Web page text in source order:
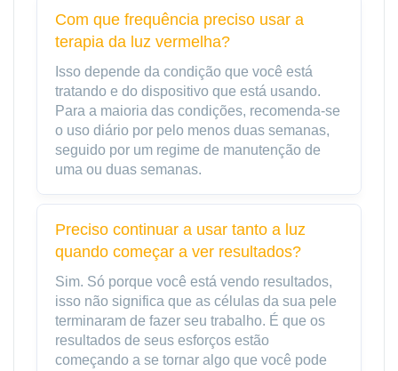
Com que frequência preciso usar a
terapia da luz vermelha?
Isso depende da condição que você está
tratando e do dispositivo que está usando.
Para a maioria das condições, recomenda-se
o uso diário por pelo menos duas semanas,
seguido por um regime de manutenção de
uma ou duas semanas.
Preciso continuar a usar tanto a luz
quando começar a ver resultados?
Sim. Só porque você está vendo resultados,
isso não significa que as células da sua pele
terminaram de fazer seu trabalho. É que os
resultados de seus esforços estão
começando a se tornar algo que você pode